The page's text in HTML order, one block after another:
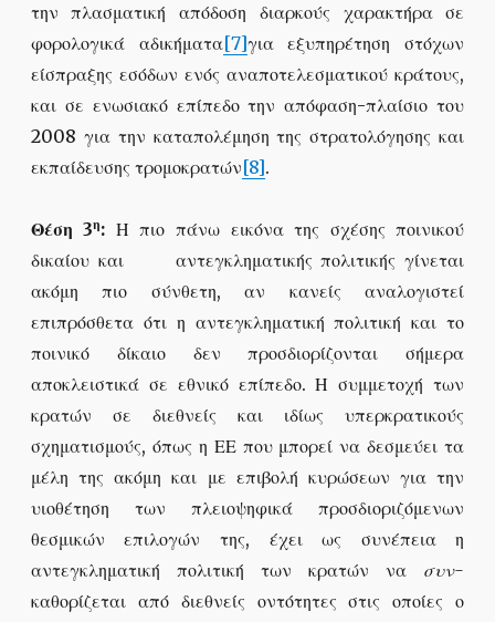
την πλασματική απόδοση διαρκούς χαρακτήρα σε
φορολογικά αδικήματα[7]για εξυπηρέτηση στόχων
είσπραξης εσόδων ενός αναποτελεσματικού κράτους,
και σε ενωσιακό επίπεδο την απόφαση-πλαίσιο του
2008 για την καταπολέμηση της στρατολόγησης και
εκπαίδευσης τρομοκρατών[8].
Θέση 3η: Η πιο πάνω εικόνα της σχέσης ποινικού
δικαίου και αντεγκληματικής πολιτικής γίνεται
ακόμη πιο σύνθετη, αν κανείς αναλογιστεί
επιπρόσθετα ότι η αντεγκληματική πολιτική και το
ποινικό δίκαιο δεν προσδιορίζονται σήμερα
αποκλειστικά σε εθνικό επίπεδο. Η συμμετοχή των
κρατών σε διεθνείς και ιδίως υπερκρατικούς
σχηματισμούς, όπως η ΕΕ που μπορεί να δεσμεύει τα
μέλη της ακόμη και με επιβολή κυρώσεων για την
υιοθέτηση των πλειοψηφικά προσδιοριζόμενων
θεσμικών επιλογών της, έχει ως συνέπεια η
αντεγκληματική πολιτική των κρατών να συν-
καθορίζεται από διεθνείς οντότητες στις οποίες ο